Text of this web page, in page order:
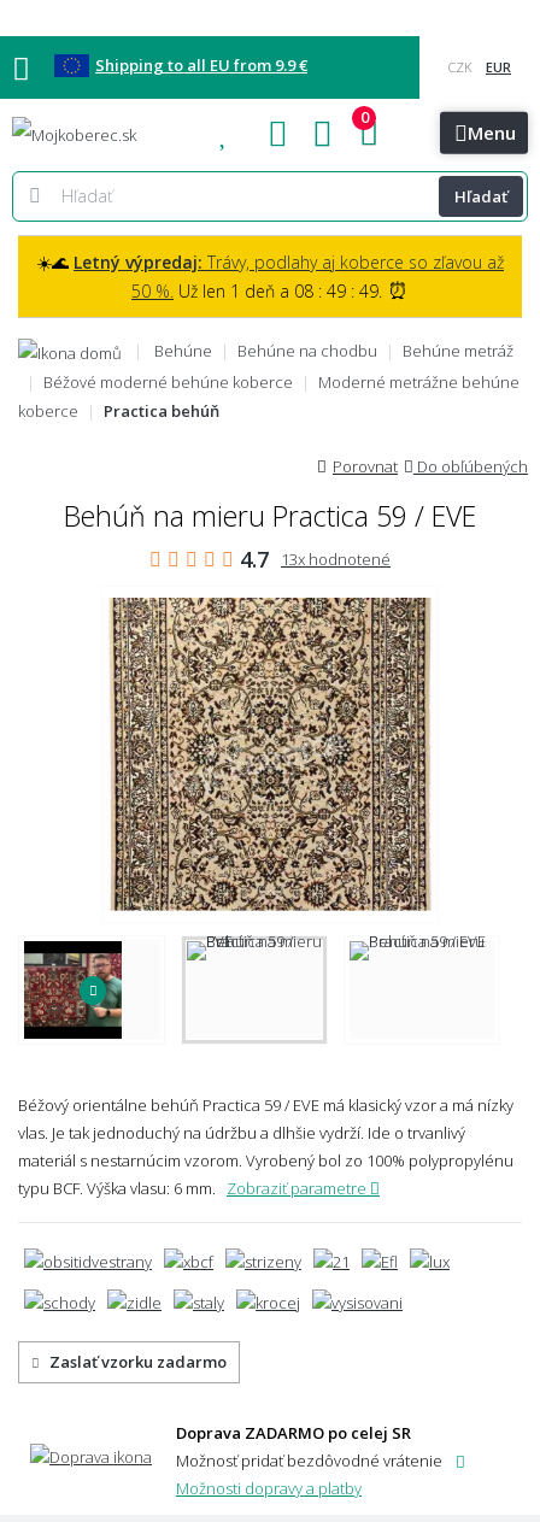
Shipping to all EU from 9.9 €
Blog Kontakt Menu
Hľadať
0
☀️🌊 Letný výpredaj: Trávy, podlahy aj koberce so zľavou až
50 %. Už len 1 deň a 08 : 49 : 48. ⏰
Behúne Behúne na chodbu
Behúne metráž
Béžové moderné behúne koberce
Moderné metrážne behúne
koberce
Practica behúň
Porovnat Do obľúbených
Behúň na mieru Practica 59 / EVE
4.7 13x hodnotené
Béžový orientálne behúň Practica 59 / EVE má klasický vzor a má nízky
vlas. Je tak jednoduchý na údržbu a dlhšie vydrží. Ide o trvanlivý
materiál s nestarnúcim vzorom. Vyrobený bol zo 100% polypropylénu
typu BCF. Výška vlasu: 6 mm. Zobraziť parametre
Zaslať vzorku zadarmo
Doprava ZADARMO po celej SR
Možnosť pridať bezdôvodné vrátenie
Možnosti dopravy a platby